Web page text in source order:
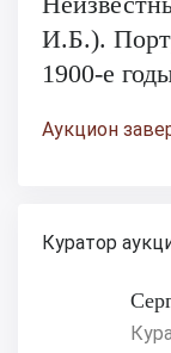
И.Б.).
1900-е
Аукцион
Куратор